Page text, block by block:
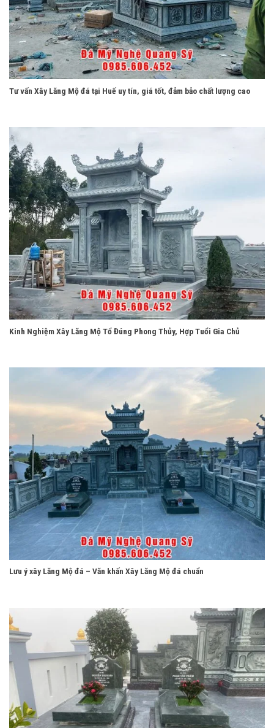
Tư vấn Xây Lăng Mộ đá tại Huế uy tín, giá tốt, đảm bảo chất lượng cao
Kinh Nghiệm Xây Lăng Mộ Tổ Đúng Phong Thủy, Hợp Tuổi Gia Chủ
Lưu ý xây Lăng Mộ đá – Văn khấn Xây Lăng Mộ đá chuẩn